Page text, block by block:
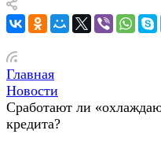
Главная
Новости
Сработают ли
кредита?